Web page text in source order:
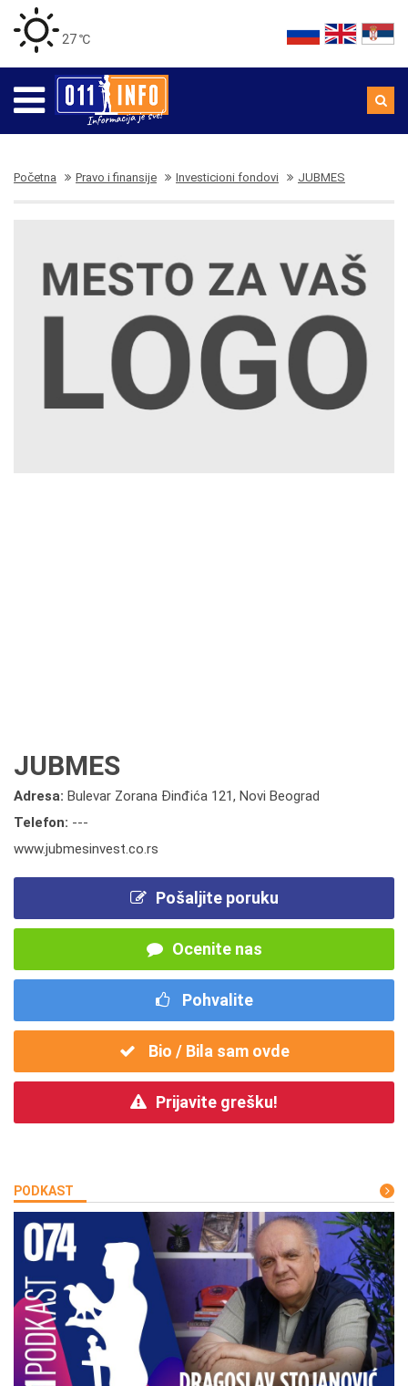
27 ℃
Početna Pravo i finansije Investicioni fondovi JUBMES
JUBMES
Adresa: Bulevar Zorana Đinđića 121, Novi Beograd
Telefon: ---
www.jubmesinvest.co.rs
Pošaljite poruku
Ocenite nas
Pohvalite
Bio / Bila sam ovde
Prijavite grešku!
PODKAST